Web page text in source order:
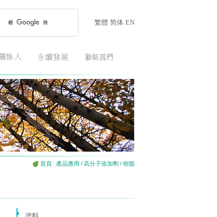
繁體 简体 EN
首頁 : 產品應用 /高分子添加劑 / 樹脂